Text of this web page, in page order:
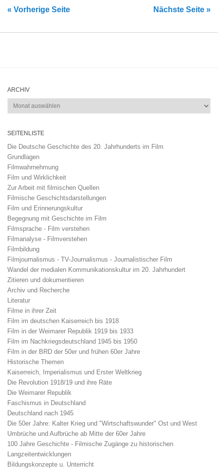
« Vorherige Seite Nächste Seite »
ARCHIV
Archiv
SEITENLISTE
Die Deutsche Geschichte des 20. Jahrhunderts im Film
Grundlagen
Filmwahrnehmung
Film und Wirklichkeit
Zur Arbeit mit filmischen Quellen
Filmische Geschichtsdarstellungen
Film und Erinnerungskultur
Begegnung mit Geschichte im Film
Filmsprache - Film verstehen
Filmanalyse - Filmverstehen
Filmbildung
Filmjournalismus - TV-Journalismus - Journalistischer Film
Wandel der medialen Kommunikationskultur im 20. Jahrhundert
Zitieren und dokumentieren
Archiv und Recherche
Literatur
Filme in ihrer Zeit
Film im deutschen Kaiserreich bis 1918
Film in der Weimarer Republik 1919 bis 1933
Film im Nachkriegsdeutschland 1945 bis 1950
Film in der BRD der 50er und frühen 60er Jahre
Historische Themen
Kaiserreich, Imperialismus und Erster Weltkrieg
Die Revolution 1918/19 und ihre Räte
Die Weimarer Republik
Faschismus in Deutschland
Deutschland nach 1945
Die 50er Jahre: Kalter Krieg und "Wirtschaftswunder" Ost und West
Umbrüche und Aufbrüche ab Mitte der 60er Jahre
100 Jahre Geschichte - Filmische Zugänge zu historischen
Langzeitentwicklungen
Bildungskonzepte u. Unterricht